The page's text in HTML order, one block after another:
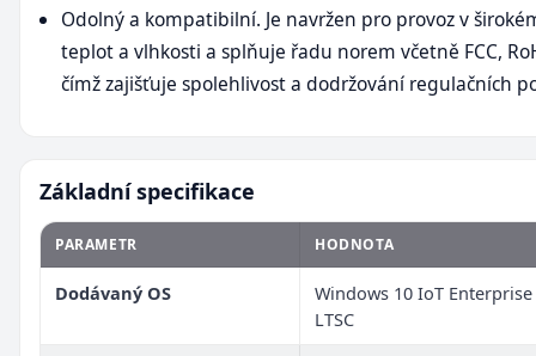
Odolný a kompatibilní. Je navržen pro provoz v
teplot a vlhkosti a splňuje řadu norem včetně FCC,
čímž zajišťuje spolehlivost a dodržování regulačních
Základní specifikace
PARAMETR HODNOTA
Dodávaný OS
Windows 10 IoT Enterprise
LTSC